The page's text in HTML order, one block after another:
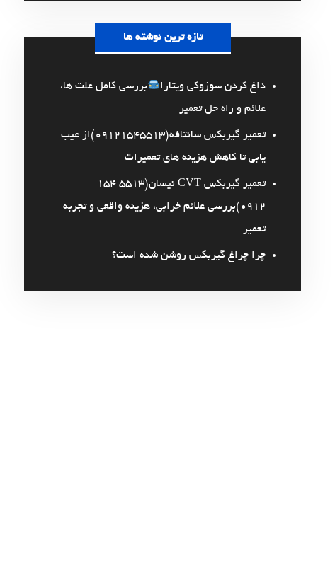
تازه ترین نوشته ها
داغ کردن سوزوکی ویتارا
بررسی کامل علت ها،
علائم و راه حل تعمیر
تعمیر گیربکس سانتافه(09121545513)از عیب
یابی تا کاهش هزینه های تعمیرات
تعمیر گیربکس CVT نیسان(5513 154
0912)بررسی علائم خرابی، هزینه واقعی و تجربه
تعمیر
چرا چراغ گیربکس روشن شده است؟